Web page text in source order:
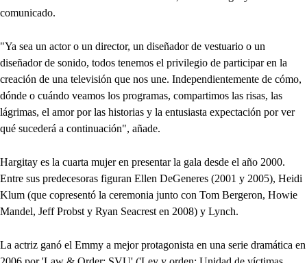
comunicado.
"Ya sea un actor o un director, un diseñador de vestuario o un
diseñador de sonido, todos tenemos el privilegio de participar en la
creación de una televisión que nos une. Independientemente de cómo,
dónde o cuándo veamos los programas, compartimos las risas, las
lágrimas, el amor por las historias y la entusiasta expectación por ver
qué sucederá a continuación", añade.
Hargitay es la cuarta mujer en presentar la gala desde el año 2000.
Entre sus predecesoras figuran Ellen DeGeneres (2001 y 2005), Heidi
Klum (que copresentó la ceremonia junto con Tom Bergeron, Howie
Mandel, Jeff Probst y Ryan Seacrest en 2008) y Lynch.
La actriz ganó el Emmy a mejor protagonista en una serie dramática en